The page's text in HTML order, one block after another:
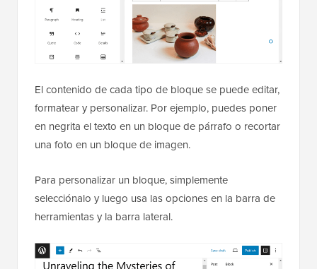
El contenido de cada tipo de bloque se puede editar,
formatear y personalizar. Por ejemplo, puedes poner
en negrita el texto en un bloque de párrafo o recortar
una foto en un bloque de imagen.
Para personalizar un bloque, simplemente
selecciónalo y luego usa las opciones en la barra de
herramientas y la barra lateral.